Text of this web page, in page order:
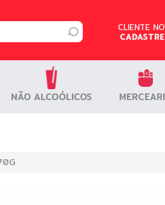
CLIENTE
NÃO ALCOÓLICOS
CLIENTE
NÃO ALCOÓLICOS